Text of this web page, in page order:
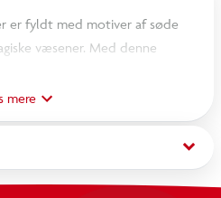
er fyldt med motiver af søde
væsener. Med denne
om dem for livet ved at
og sjove spørgsmål og
mere
keyboard_arrow_down